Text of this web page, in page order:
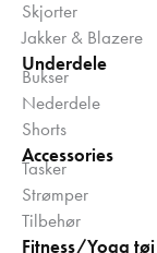
Skjorter
Jakker & Blazere
Underdele
Bukser
Nederdele
Shorts
Accessories
Tasker
Strømper
Tilbehør
Fitness/Yoga tøj